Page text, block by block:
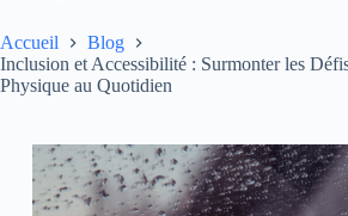
Accueil
Blog
Inclusion et Accessibilité : Surmonter les
Physique au Quotidien